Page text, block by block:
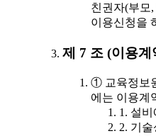
친권자(부모
이용신청을
제 7 조 (이용
① 교육정보
에는 이용계
1. 설
2. 기